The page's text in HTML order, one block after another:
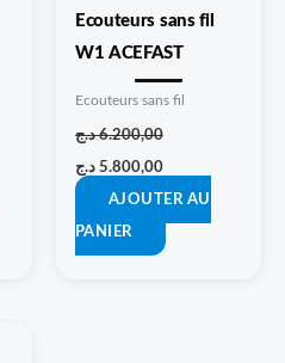
Ecouteurs sans fil
W1 ACEFAST
Ecouteurs sans fil
6.200,00 د.ج
5.800,00 د.ج
AJOUTER AU
PANIER